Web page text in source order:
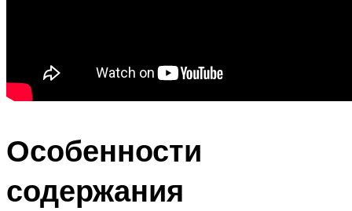
Особенности
содержания